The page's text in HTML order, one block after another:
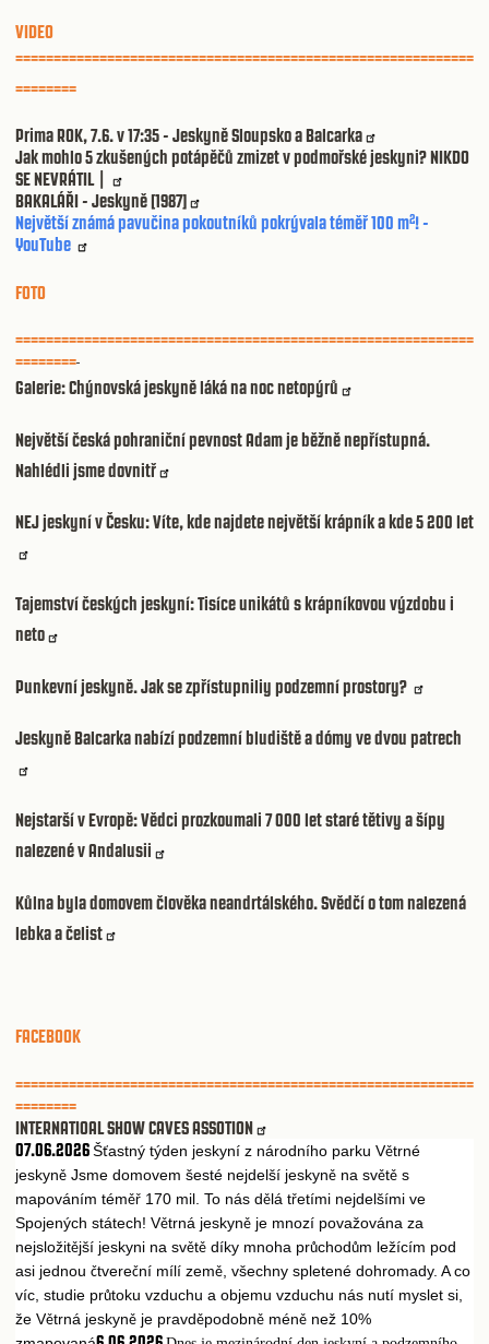
VIDEO
============================================================
========
Prima ROK, 7.6. v 17:35 - Jeskyně Sloupsko a Balcarka
Jak mohlo 5 zkušených potápěčů zmizet v podmořské jeskyni? NIKDO
SE NEVRÁTIL |
BAKALÁŘI - Jeskyně [1987]
Největší známá pavučina pokoutníků pokrývala téměř 100 m²! -
YouTube
FOTO
============================================================
========
Galerie: Chýnovská jeskyně láká na noc netopýrů
Největší česká pohraniční pevnost Adam je běžně nepřístupná.
Nahlédli jsme dovnitř
NEJ jeskyní v Česku: Víte, kde najdete největší krápník a kde 5 200 let
Tajemství českých jeskyní: Tisíce unikátů s krápníkovou výzdobu i
neto
Punkevní jeskyně. Jak se zpřístupniliy podzemní prostory?
Jeskyně Balcarka nabízí podzemní bludiště a dómy ve dvou patrech
Nejstarší v Evropě: Vědci prozkoumali 7 000 let staré tětivy a šípy
nalezené v Andalusii
Kůlna byla domovem člověka neandrtálského. Svědčí o tom nalezená
lebka a čelist
FACEBOOK
============================================================
========
INTERNATIOAL SHOW CAVES ASSOTION
07.06.2026Šťastný týden jeskyní z národního parku Větrné
jeskyně Jsme domovem šesté nejdelší jeskyně na světě s
mapováním téměř 170 mil. To nás dělá třetími nejdelšími ve
Spojených státech! Větrná jeskyně je mnozí považována za
nejsložitější jeskyni na světě díky mnoha průchodům ležícím pod
asi jednou čtvereční mílí země , všechny spletené dohromady. A co
víc, studie průtoku vzduchu a objemu vzduchu nás nutí myslet si,
že Větrná jeskyně je pravděpodobně méně než 10%